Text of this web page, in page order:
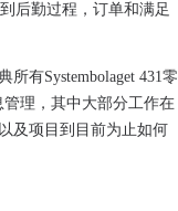
后勤过程，订单和满足
有Systembolaget 431零
理，其中大部分工作在
及项目到目前为止如何